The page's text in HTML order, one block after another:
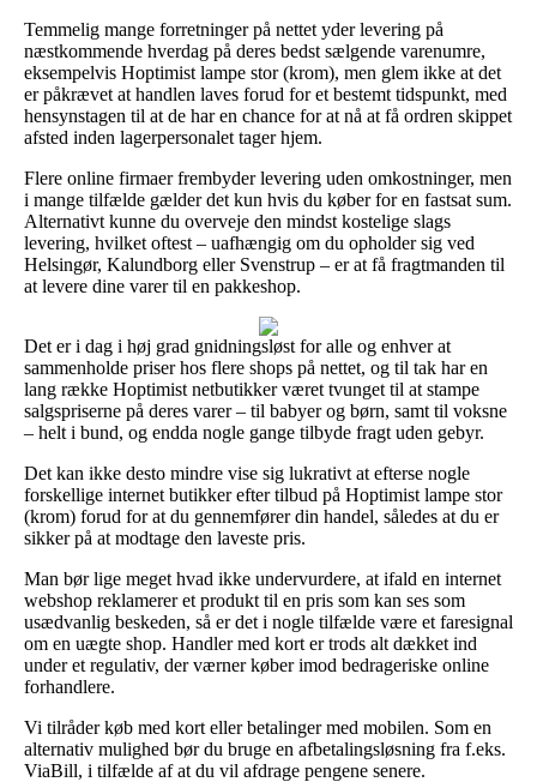
Temmelig mange forretninger på nettet yder levering på
næstkommende hverdag på deres bedst sælgende varenumre,
eksempelvis Hoptimist lampe stor (krom), men glem ikke at det
er påkrævet at handlen laves forud for et bestemt tidspunkt, med
hensynstagen til at de har en chance for at nå at få ordren skippet
afsted inden lagerpersonalet tager hjem.
Flere online firmaer frembyder levering uden omkostninger, men
i mange tilfælde gælder det kun hvis du køber for en fastsat sum.
Alternativt kunne du overveje den mindst kostelige slags
levering, hvilket oftest – uafhængig om du opholder sig ved
Helsingør, Kalundborg eller Svenstrup – er at få fragtmanden til
at levere dine varer til en pakkeshop.
Det er i dag i høj grad gnidningsløst for alle og enhver at
sammenholde priser hos flere shops på nettet, og til tak har en
lang række Hoptimist netbutikker været tvunget til at stampe
salgspriserne på deres varer – til babyer og børn, samt til voksne
– helt i bund, og endda nogle gange tilbyde fragt uden gebyr.
Det kan ikke desto mindre vise sig lukrativt at efterse nogle
forskellige internet butikker efter tilbud på Hoptimist lampe stor
(krom) forud for at du gennemfører din handel, således at du er
sikker på at modtage den laveste pris.
Man bør lige meget hvad ikke undervurdere, at ifald en internet
webshop reklamerer et produkt til en pris som kan ses som
usædvanlig beskeden, så er det i nogle tilfælde være et faresignal
om en uægte shop. Handler med kort er trods alt dækket ind
under et regulativ, der værner køber imod bedrageriske online
forhandlere.
Vi tilråder køb med kort eller betalinger med mobilen. Som en
alternativ mulighed bør du bruge en afbetalingsløsning fra f.eks.
ViaBill, i tilfælde af at du vil afdrage pengene senere.